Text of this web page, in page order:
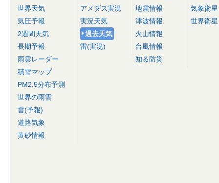
世界天気
気圧予報
2週間天気
長期予報
雨雲レーダー
積雪マップ
PM2.5分布予測
世界の雨雲
雷(予報)
道路気象
黄砂情報
アメダス実況
実況天気
過去天気
雷(実況)
地震情報
津波情報
火山情報
台風情報
知る防災
気象衛星
世界衛星